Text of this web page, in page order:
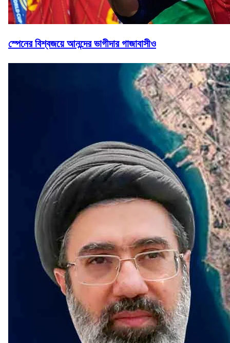
স্পেনের বিশ্বজয়ে আনন্দের ভাগীদার গাজাবাসীও